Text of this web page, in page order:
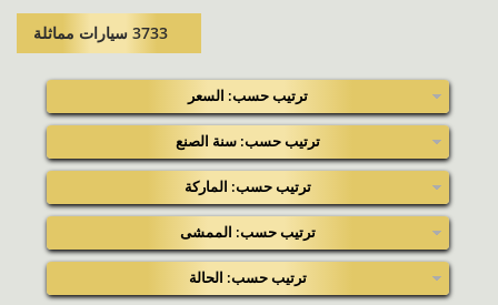
3733 سيارات مماثلة​
ترتيب حسب: السعر
ترتيب حسب: سنة الصنع
ترتيب حسب: الماركة
ترتيب حسب: الممشى
ترتيب حسب: الحالة